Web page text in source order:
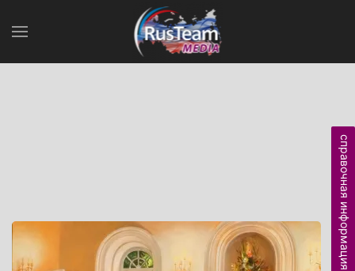
справочная информация